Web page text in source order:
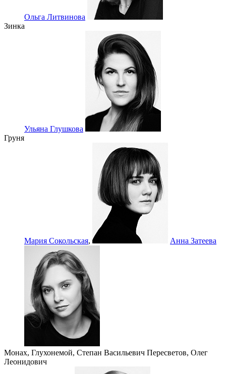
Ольга Литвинова
Зинка
Ульяна Глушкова
Груня
Мария Сокольская, Анна Затеева
Монах, Глухонемой, Степан Васильевич Пересветов, Олег
Леонидович